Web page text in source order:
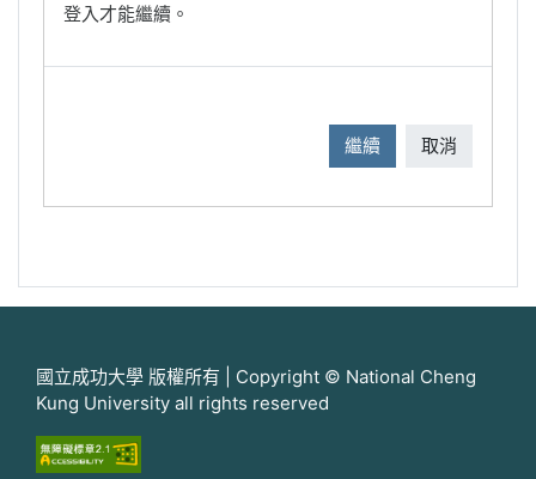
登入才能繼續。
繼續 取消
國立成功大學 版權所有 | Copyright © National Cheng
Kung University all rights reserved